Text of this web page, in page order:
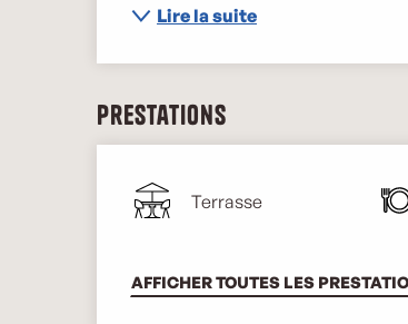
Lire la suite
Prestations
Terrasse
AFFICHER TOUTES LES